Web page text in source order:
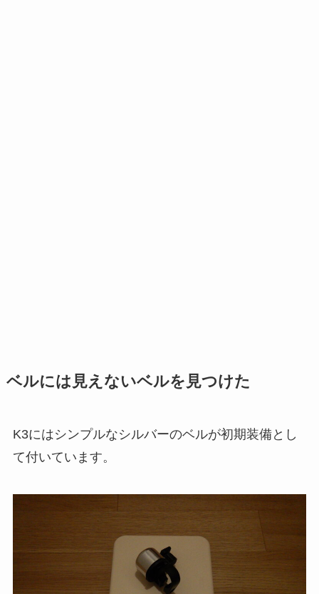
ベルには見えないベルを見つけた
K3にはシンプルなシルバーのベルが初期装備とし
て付いています。